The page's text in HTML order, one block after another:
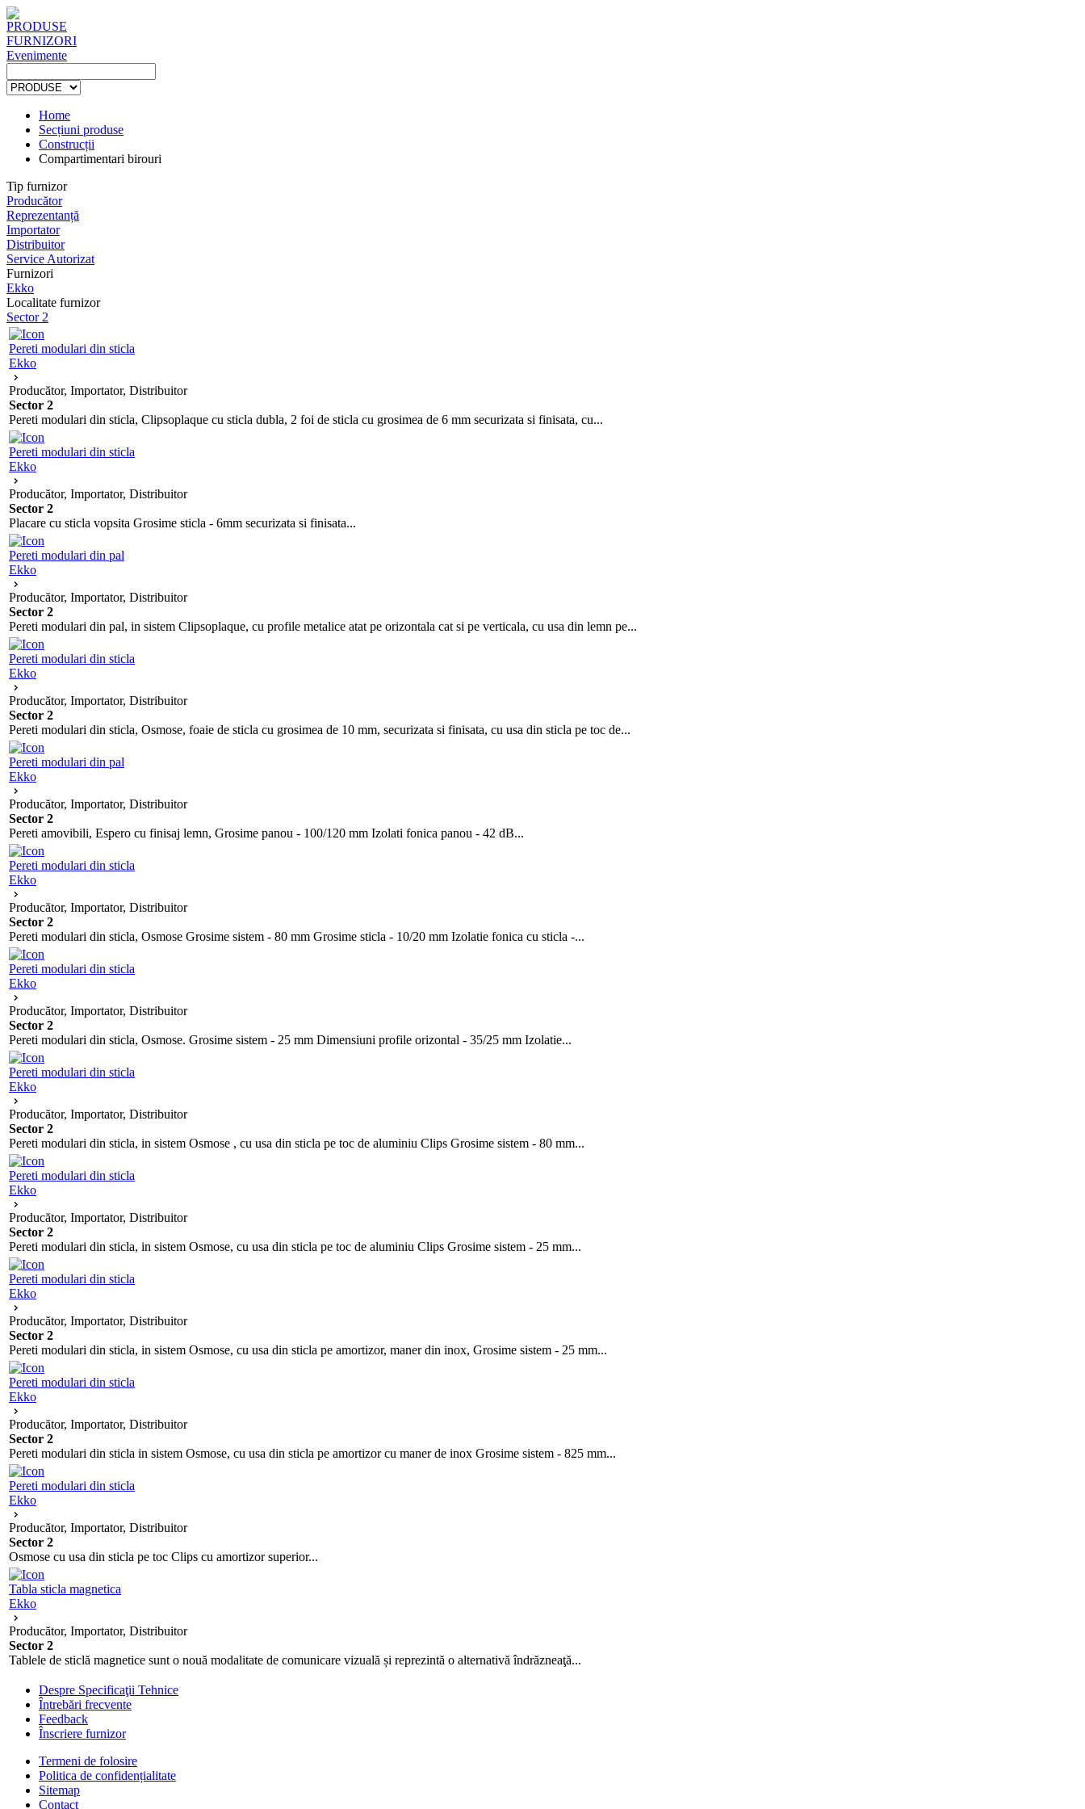
PRODUSE
FURNIZORI
Evenimente
Home
Secțiuni produse
Construcții
Compartimentari birouri
Tip furnizor
Producător
Reprezentanță
Importator
Distribuitor
Service Autorizat
Furnizori
Ekko
Localitate furnizor
Sector 2
Pereti modulari din sticla
Ekko
Producător, Importator, Distribuitor
Sector 2
Pereti modulari din sticla, Clipsoplaque cu sticla dubla, 2 foi de sticla cu grosimea de 6 mm securizata si finisata, cu...
Pereti modulari din sticla
Ekko
Producător, Importator, Distribuitor
Sector 2
Placare cu sticla vopsita Grosime sticla - 6mm securizata si finisata...
Pereti modulari din pal
Ekko
Producător, Importator, Distribuitor
Sector 2
Pereti modulari din pal, in sistem Clipsoplaque, cu profile metalice atat pe orizontala cat si pe verticala, cu usa din lemn pe...
Pereti modulari din sticla
Ekko
Producător, Importator, Distribuitor
Sector 2
Pereti modulari din sticla, Osmose, foaie de sticla cu grosimea de 10 mm, securizata si finisata, cu usa din sticla pe toc de...
Pereti modulari din pal
Ekko
Producător, Importator, Distribuitor
Sector 2
Pereti amovibili, Espero cu finisaj lemn, Grosime panou - 100/120 mm Izolati fonica panou - 42 dB...
Pereti modulari din sticla
Ekko
Producător, Importator, Distribuitor
Sector 2
Pereti modulari din sticla, Osmose Grosime sistem - 80 mm Grosime sticla - 10/20 mm Izolatie fonica cu sticla -...
Pereti modulari din sticla
Ekko
Producător, Importator, Distribuitor
Sector 2
Pereti modulari din sticla, Osmose. Grosime sistem - 25 mm Dimensiuni profile orizontal - 35/25 mm Izolatie...
Pereti modulari din sticla
Ekko
Producător, Importator, Distribuitor
Sector 2
Pereti modulari din sticla, in sistem Osmose , cu usa din sticla pe toc de aluminiu Clips Grosime sistem - 80 mm...
Pereti modulari din sticla
Ekko
Producător, Importator, Distribuitor
Sector 2
Pereti modulari din sticla, in sistem Osmose, cu usa din sticla pe toc de aluminiu Clips Grosime sistem - 25 mm...
Pereti modulari din sticla
Ekko
Producător, Importator, Distribuitor
Sector 2
Pereti modulari din sticla, in sistem Osmose, cu usa din sticla pe amortizor, maner din inox, Grosime sistem - 25 mm...
Pereti modulari din sticla
Ekko
Producător, Importator, Distribuitor
Sector 2
Pereti modulari din sticla in sistem Osmose, cu usa din sticla pe amortizor cu maner de inox Grosime sistem - 825 mm...
Pereti modulari din sticla
Ekko
Producător, Importator, Distribuitor
Sector 2
Osmose cu usa din sticla pe toc Clips cu amortizor superior...
Tabla sticla magnetica
Ekko
Producător, Importator, Distribuitor
Sector 2
Tablele de sticlă magnetice sunt o nouă modalitate de comunicare vizuală și reprezintă o alternativă îndrăzneaţă...
Despre Specificaţii Tehnice
Întrebări frecvente
Feedback
Înscriere furnizor
Termeni de folosire
Politica de confidențialitate
Sitemap
Contact